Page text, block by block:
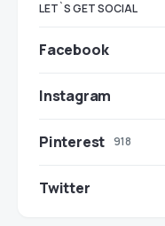
LET`S GET SOCIAL
Facebook
Instagram
Pinterest 918
Twitter